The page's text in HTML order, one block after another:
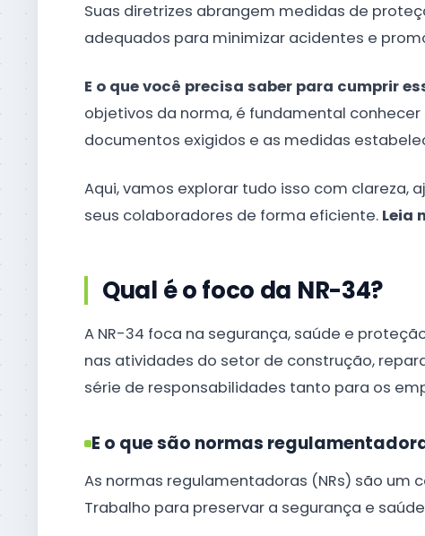
Suas diretrizes abrangem medidas de
adequados para minimizar acidentes e
E o que você precisa saber para cumprir
objetivos da norma, é fundamental
documentos exigidos e as medidas
Aqui, vamos explorar tudo isso com clareza,
seus colaboradores de forma eficiente. Leia
Qual é o foco da NR-34?
A NR-34 foca na segurança, saúde e
nas atividades do setor de construção,
série de responsabilidades tanto para os
E o que são normas
As normas regulamentadoras (NRs) são um
Trabalho para preservar a segurança e